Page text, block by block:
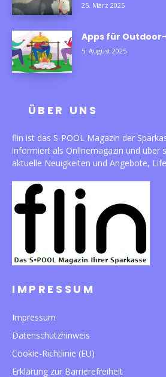
25. März 2025
Apps für
5. August 2025
ÜBER UNS
flin ist das S-POOL Magazin der
informiert als Onlinemagazin und über
aktuelle Neuigkeiten und Angebote,
IMPRESSUM
Impressum
Datenschutzhinweis
Cookie-Richtlinie (EU)
Erklärung zur Barrierefreiheit